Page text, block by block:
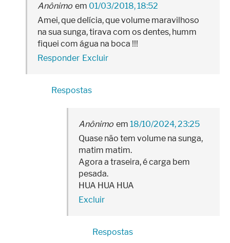
Anônimo
01/03/2018, 18:52
Amei, que delícia, que volume maravilhoso
na sua sunga, tirava com os dentes, humm
fiquei com água na boca !!!
Responder Excluir
Respostas
Anônimo
18/10/2024, 23:25
Quase não tem volume na sunga,
matim matim.
Agora a traseira, é carga bem
pesada.
HUA HUA HUA
Excluir
Respostas